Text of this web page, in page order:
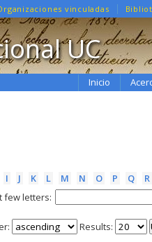
vinculadas
UC
Inicio
I J K L M N O P Q
R
few letters:
Results: